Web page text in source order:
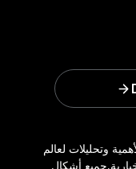
لعالم
جميع أشكال